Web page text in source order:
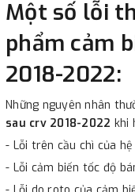
Một số lỗi
phẩm cảm
2018-2022:
Những nguyên nhân
sau crv 2018-2022 khi
- Lỗi trên cầu chì của
- Lỗi cảm biến tốc độ